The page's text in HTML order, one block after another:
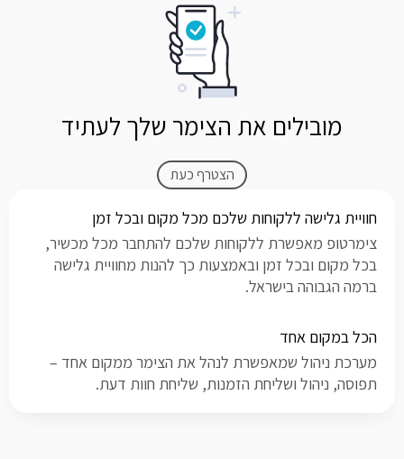
מובילים את הצימר שלך לעתיד
הצטרף כעת
חוויית גלישה ללקוחות שלכם מכל מקום ובכל זמן
צימרטופ מאפשרת ללקוחות שלכם להתחבר מכל מכשיר,
בכל מקום ובכל זמן ובאמצעות כך להנות מחוויית גלישה
ברמה הגבוהה בישראל.
הכל במקום אחד
מערכת ניהול שמאפשרת לנהל את הצימר ממקום אחד –
תפוסה, ניהול ושליחת הזמנות, שליחת חוות דעת.